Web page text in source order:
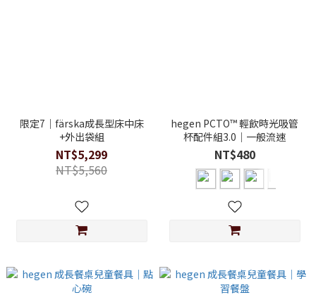
限定7｜färska成長型床中床
+外出袋組
NT$5,299
NT$5,560
hegen PCTO™ 輕飲時光吸管
杯配件組3.0｜一般流速
NT$480